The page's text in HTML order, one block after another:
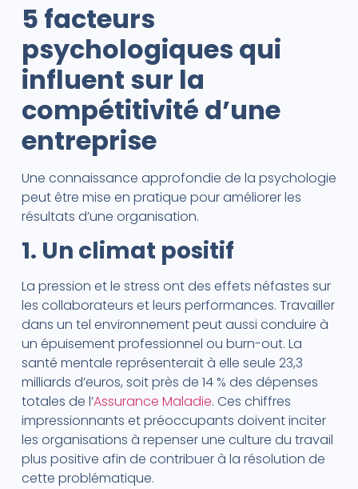
5 facteurs
psychologiques qui
influent sur la
compétitivité d’une
entreprise
Une connaissance approfondie de la psychologie
peut être mise en pratique pour améliorer les
résultats d’une organisation.
1. Un climat positif
La pression et le stress ont des effets néfastes sur
les collaborateurs et leurs performances. Travailler
dans un tel environnement peut aussi conduire à
un épuisement professionnel ou burn-out. La
santé mentale représenterait à elle seule 23,3
milliards d’euros, soit près de 14 % des dépenses
totales de l’Assurance Maladie. Ces chiffres
impressionnants et préoccupants doivent inciter
les organisations à repenser une culture du travail
plus positive afin de contribuer à la résolution de
cette problématique.